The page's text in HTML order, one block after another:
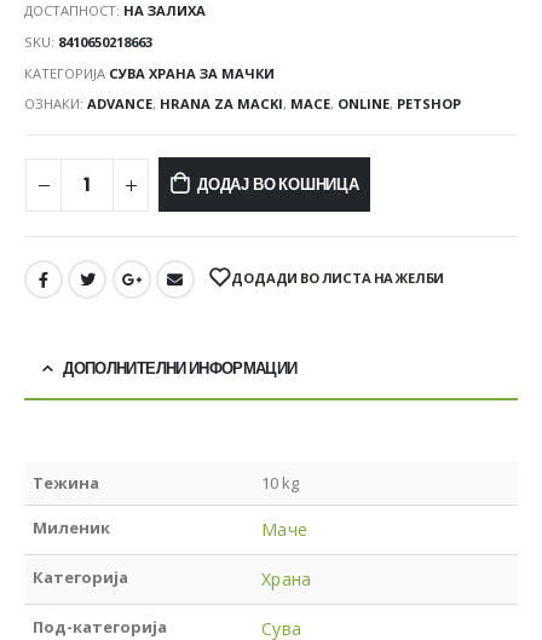
ДОСТАПНОСТ: НА ЗАЛИХА
SKU: 8410650218663
КАТЕГОРИЈА СУВА ХРАНА ЗА МАЧКИ
ОЗНАКИ: ADVANCE, HRANA ZA MACKI, MACE, ONLINE, PETSHOP
ДОДАЈ ВО КОШНИЦА
ДОДАДИ ВО ЛИСТА НА ЖЕЛБИ
ДОПОЛНИТЕЛНИ ИНФОРМАЦИИ
Тежина 10 kg
Миленик Маче
Категорија Храна
Под-категорија Сува